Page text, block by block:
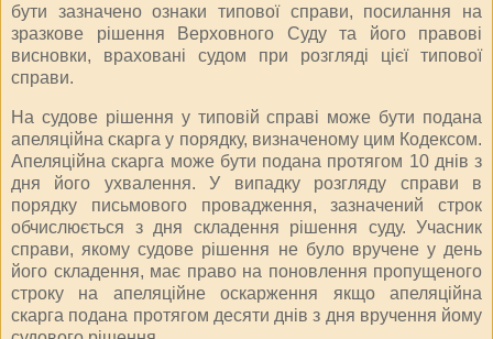
бути зазначено ознаки типової справи, посилання на
зразкове рішення Верховного Суду та його правові
висновки, враховані судом при розгляді цієї типової
справи.
На судове рішення у типовій справі може бути подана
апеляційна скарга у порядку, визначеному цим Кодексом.
Апеляційна скарга може бути подана протягом 10 днів з
дня його ухвалення. У випадку розгляду справи в
порядку письмового провадження, зазначений строк
обчислюється з дня складення рішення суду. Учасник
справи, якому судове рішення не було вручене у день
його складення, має право на поновлення пропущеного
строку на апеляційне оскарження якщо апеляційна
скарга подана протягом десяти днів з дня вручення йому